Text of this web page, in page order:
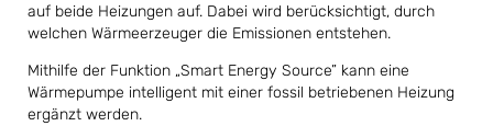
auf beide Heizungen auf. Dabei wird berücksichtigt, durch
welchen Wärmeerzeuger die Emissionen entstehen.
Mithilfe der Funktion „Smart Energy Source” kann eine
Wärmepumpe intelligent mit einer fossil betriebenen Heizung
ergänzt werden.